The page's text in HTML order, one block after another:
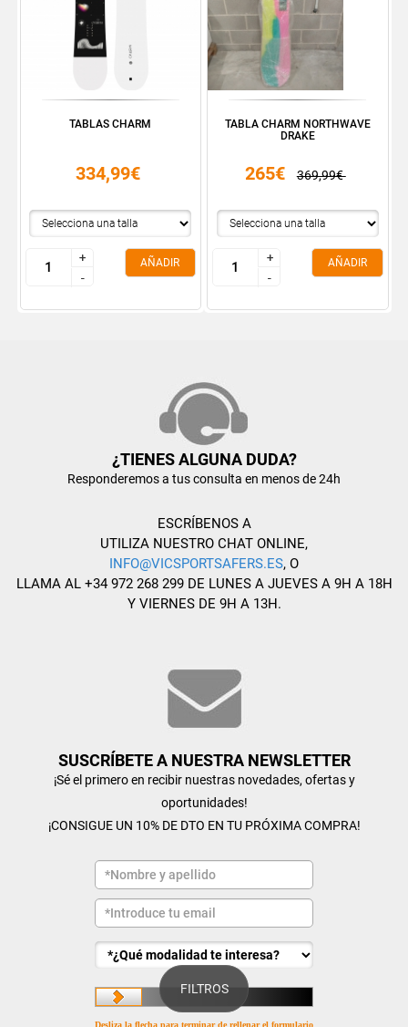
FILTROS
TABLAS CHARM
334,99€
+
-
+
-
AÑADIR
TABLA CHARM NORTHWAVE
DRAKE
265€ 369,99€
+
-
+
-
AÑADIR
¿TIENES ALGUNA DUDA?
Responderemos a tus consulta en menos de 24h
ESCRÍBENOS A
UTILIZA NUESTRO CHAT ONLINE,
INFO@VICSPORTSAFERS.ES, O
LLAMA AL +34 972 268 299 DE LUNES A JUEVES A 9H A 18H
Y VIERNES DE 9H A 13H.
SUSCRÍBETE A NUESTRA NEWSLETTER
¡Sé el primero en recibir nuestras novedades, ofertas y
oportunidades!
¡CONSIGUE UN 10% DE DTO EN TU PRÓXIMA COMPRA!
Desliza la flecha para terminar de rellenar el formulario